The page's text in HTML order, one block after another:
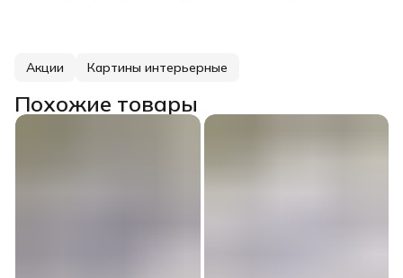
Акции Картины интерьерные
Похожие товары